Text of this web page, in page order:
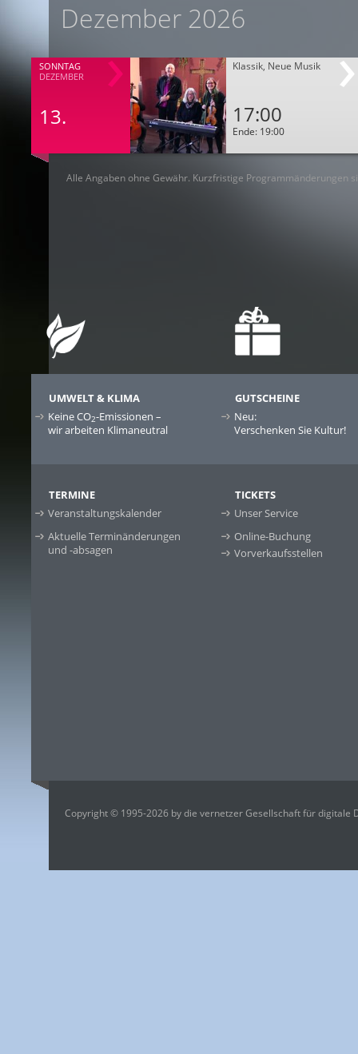
Dezember 2026
SONNTAG
DEZEMBER
13.
Klassik, Neue Musik
17:00
Ende: 19:00
Alle Angaben ohne Gewähr. Kurzfristige Programmänderungen
UMWELT & KLIMA
Keine CO2-Emissionen –
wir arbeiten Klimaneutral
GUTSCHEINE
Neu:
Verschenken Sie Kultur!
TERMINE
Veranstaltungskalender
Aktuelle Terminänderungen
und -absagen
TICKETS
Unser Service
Online-Buchung
Vorverkaufsstellen
Copyright © 1995-2026 by die vernetzer Gesellschaft für digitale